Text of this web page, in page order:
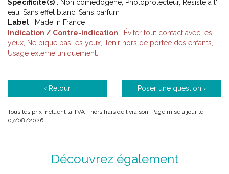
Spécificité(s) : Non comédogène, Photoprotecteur, Résiste à l'
eau, Sans effet blanc, Sans parfum
Label : Made in France
Indication / Contre-indication : Éviter tout contact avec les
yeux, Ne pique pas les yeux, Tenir hors de portée des enfants,
Usage externe uniquement.
‹ Retour Poser une question ›
Tous les prix incluent la TVA - hors frais de livraison. Page mise à jour le
07/08/2026.
Découvrez également